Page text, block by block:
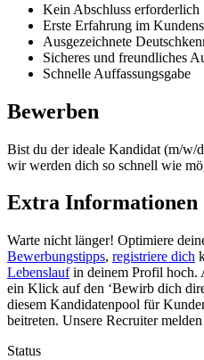
Kein Abschluss erforderlich
Erste Erfahrung im
Ausgezeichnete
Sicheres und freundliches
Schnelle Auffassungsgabe
Bewerben
Bist du der ideale Kandidat (m/w/
wir werden dich so schnell wie
Extra Informationen
Warte nicht länger! Optimiere
Bewerbungstipps, registriere dich
Lebenslaufin deinem Profil hoch.
ein Klick auf den ‘Bewirb dich
diesem Kandidatenpool für
beitreten. Unsere Recruiter
Status